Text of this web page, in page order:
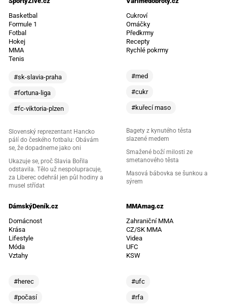
Basketbal
Formule 1
Fotbal
Hokej
MMA
Tenis
#sk-slavia-praha
#fortuna-liga
#fc-viktoria-plzen
Slovenský reprezentant Hancko
pálí do českého fotbalu: Obávám
se, že dopadneme jako oni
Ukazuje se, proč Slavia Bořila
odstavila. Tělo už nespolupracuje,
za Liberec odehrál jen půl hodiny a
musel střídat
Cukroví
Omáčky
Předkrmy
Recepty
Rychlé pokrmy
#med
#cukr
#kuřecí maso
Bagety z kynutého těsta
slazené medem
Smažené boží milosti ze
smetanového těsta
Masová bábovka se šunkou a
sýrem
DámskýDeník.cz
Domácnost
Krása
Lifestyle
Móda
Vztahy
#herec
#počasí
MMAmag.cz
Zahraniční MMA
CZ/SK MMA
Videa
UFC
KSW
#ufc
#rfa